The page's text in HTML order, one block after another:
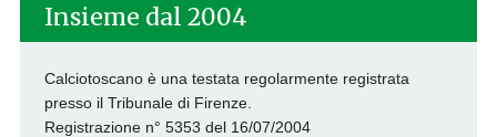
Insieme dal 2004
Calciotoscano è una testata regolarmente registrata
presso il Tribunale di Firenze.
Registrazione n° 5353 del 16/07/2004